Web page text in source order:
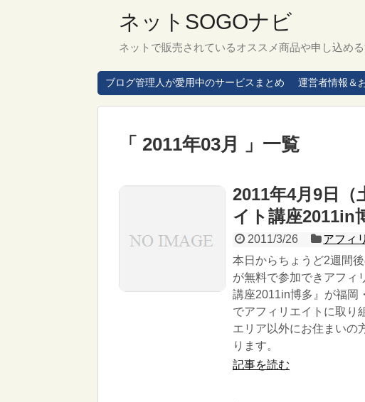
ネットSOGOナビ
ネットで販売されているオススメ商品や申し込め
ブログ管理人が愛用中のサービスまとめ 運営者情報＆
「 2011年03月 」一覧
2011年4月9日
イト講座2011in
2011/3/26
アフィ
本日からちょうど2週間
が無料で参加できアフィ
講座2011in博多』が福岡
でアフィリエイトに取り
エリア以外にお住まいの
ります。
記事を読む